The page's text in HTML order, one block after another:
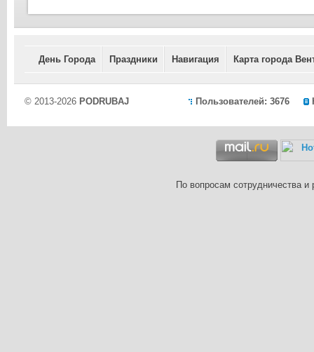
День Города Праздники Навигация Карта города
Пользователей: 3676
© 2013-2026 PODRUBAJ
По вопросам сотрудничества